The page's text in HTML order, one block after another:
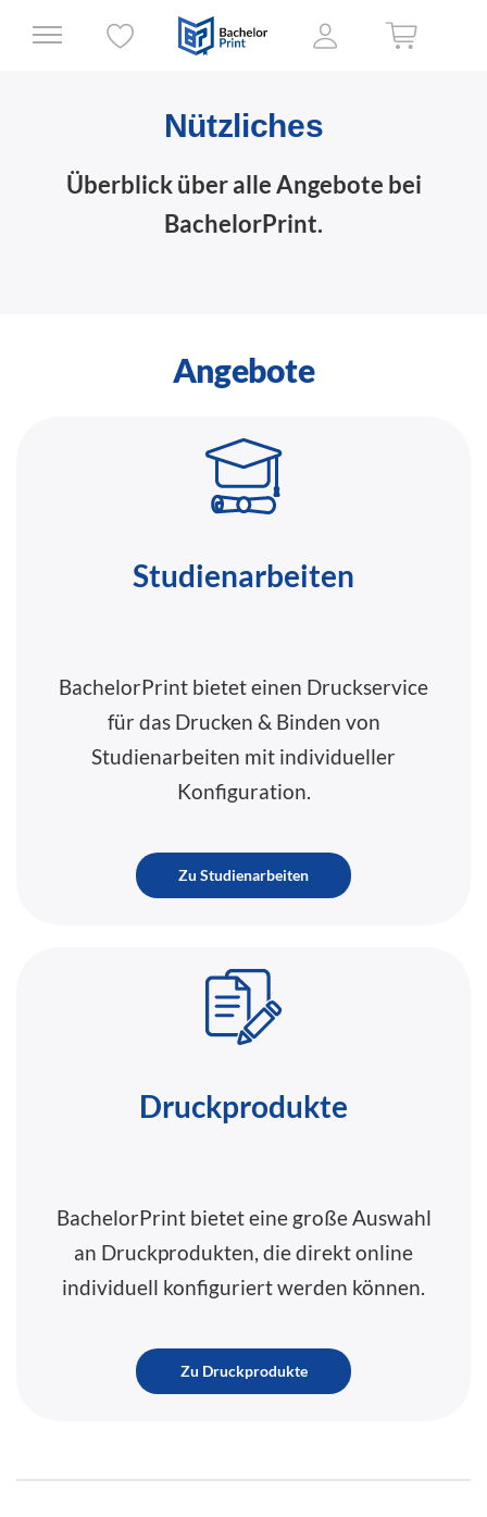
Nützliches
Überblick über alle Angebote bei
BachelorPrint.
Angebote
Studienarbeiten
BachelorPrint bietet einen Druckservice
für das Drucken & Binden von
Studienarbeiten mit individueller
Konfiguration.
Zu Studienarbeiten
Druckprodukte
BachelorPrint bietet eine große Auswahl
an Druckprodukten, die direkt online
individuell konfiguriert werden können.
Zu Druckprodukte